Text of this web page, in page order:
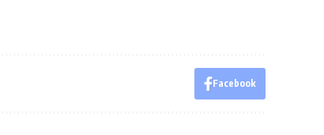
Facebook